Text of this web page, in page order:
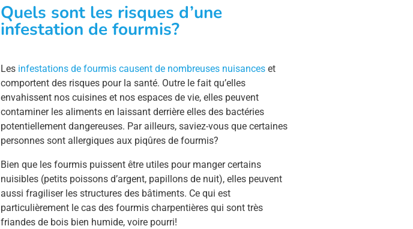
Quels sont les risques d’une
infestation de fourmis?
Les infestations de fourmis causent de nombreuses nuisanceset
comportent des risques pour la santé. Outre le fait qu’elles
envahissent nos cuisines et nos espaces de vie, elles peuvent
contaminer les aliments en laissant derrière elles des bactéries
potentiellement dangereuses. Par ailleurs, saviez-vous que certaines
personnes sont allergiques aux piqûres de fourmis?
Bien que les fourmis puissent être utiles pour manger certains
nuisibles (petits poissons d’argent, papillons de nuit), elles peuvent
aussi fragiliser les structures des bâtiments. Ce qui est
particulièrement le cas des fourmis charpentières qui sont très
friandes de bois bien humide, voire pourri!